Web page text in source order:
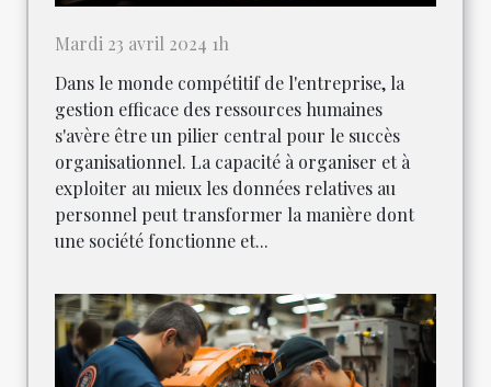
Mardi 23 avril 2024 1h
Dans le monde compétitif de l'entreprise, la
gestion efficace des ressources humaines
s'avère être un pilier central pour le succès
organisationnel. La capacité à organiser et à
exploiter au mieux les données relatives au
personnel peut transformer la manière dont
une société fonctionne et...